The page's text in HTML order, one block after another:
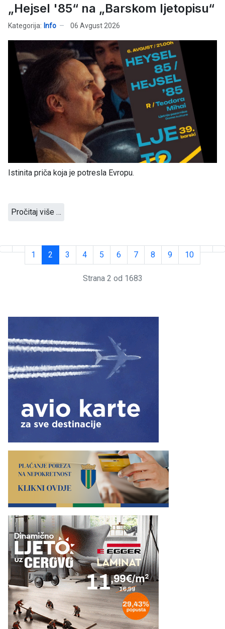
„Hejsel '85“ na „Barskom ljetopisu“
Kategorija: Info 06 Avgust 2026
Istinita priča koja je potresla Evropu.
Pročitaj više …
1 2 3 4 5 6 7 8 9 10
Strana 2 od 1683